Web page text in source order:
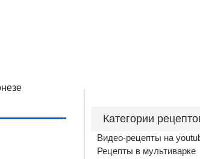
Категории
Видео-рецепты на
Рецепты в мультиварке